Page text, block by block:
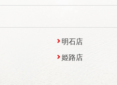
明石店
姫路店